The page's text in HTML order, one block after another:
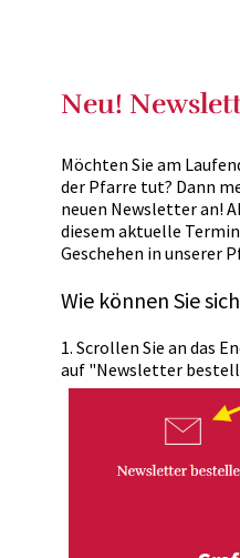
Neu!
Möchten Sie am
der Pfarre tut? Dann
neuen Newsletter an!
diesem aktuelle
Geschehen in unserer
Wie können Sie
1. Scrollen Sie an das
auf "Newsletter